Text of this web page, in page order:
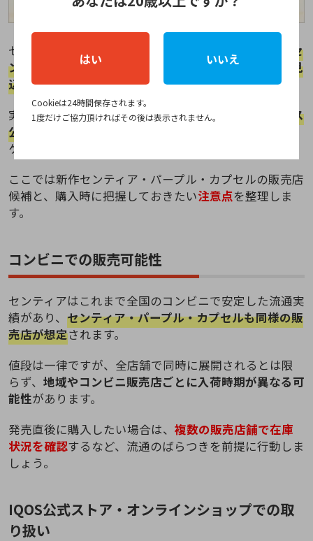
センティア・パープル・カプセルは、
アイコス既存のセ
ンティアシリーズと同様に複数の販売店で展開される見
込みがあります。
実際に過去のセンティア新作では、コンビニとアイコス
公式ストアで入手時期・値段・在庫状況に差が生じる
ケースがありました。
ここでは新作センティア・パープル・カプセルの販売店
候補と、購入時に把握しておきたい注意点を整理しま
す。
コンビニでの販売可能性
センティアはこれまで全国のコンビニで安定した流通実
績があり、 センティア・パープル・カプセルも同様の販
売店が想定されます。
値段は一律ですが、全店舗で同時に展開されるとは限
らず、 地域やコンビニ販売店ごとに入荷時期が異なる可
能性があります。
発売直後に購入したい場合は、 複数の販売店舗で在庫
状況を確認するなど、流通のばらつきを前提に行動しま
しょう。
IQOS公式ストア・オンラインショップでの取
り扱い
はい いいえ
Cookieは24時間保存されます。
1度だけご協力頂ければその後は表示されません。